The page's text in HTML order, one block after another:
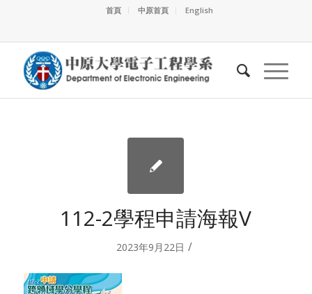
首頁 中原首頁 English
112-2學程申請海報V
2023年9月22日 /